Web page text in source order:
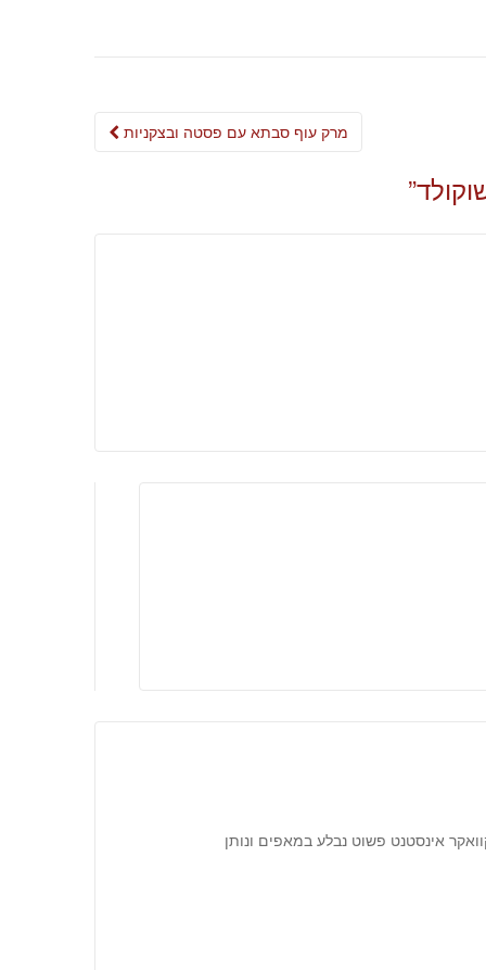
Post
מרק עוף סבתא עם פסטה ובצקניות
”
אינסטנט פשוט נבלע במאפים ונותן